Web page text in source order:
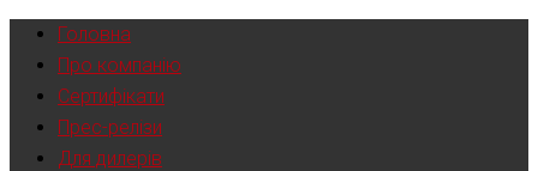
Головна
Про компанію
Сертифікати
Прес-релізи
Для дилерів